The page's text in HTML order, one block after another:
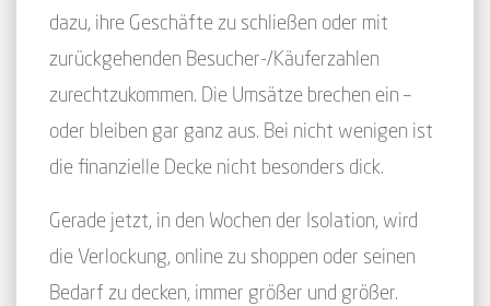
dazu, ihre Geschäfte zu schließen oder mit
zurückgehenden Besucher-/Käuferzahlen
zurechtzukommen. Die Umsätze brechen ein –
oder bleiben gar ganz aus. Bei nicht wenigen ist
die finanzielle Decke nicht besonders dick.
Gerade jetzt, in den Wochen der Isolation, wird
die Verlockung, online zu shoppen oder seinen
Bedarf zu decken, immer größer und größer.